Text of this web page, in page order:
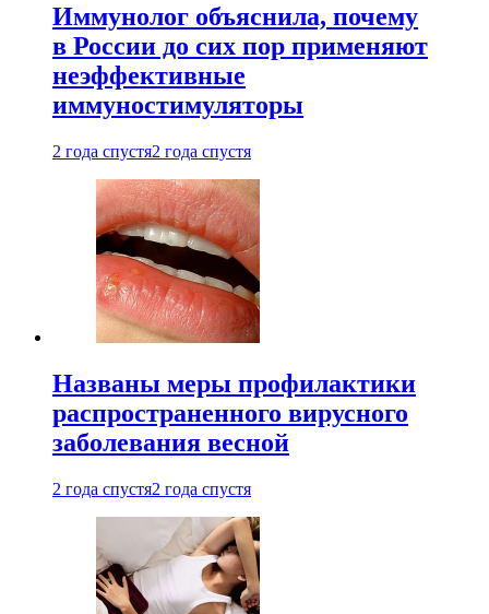
Иммунолог объяснила, почему
в России до сих пор применяют
неэффективные
иммуностимуляторы
2 года спустя2 года спустя
Названы меры профилактики
распространенного вирусного
заболевания весной
2 года спустя2 года спустя